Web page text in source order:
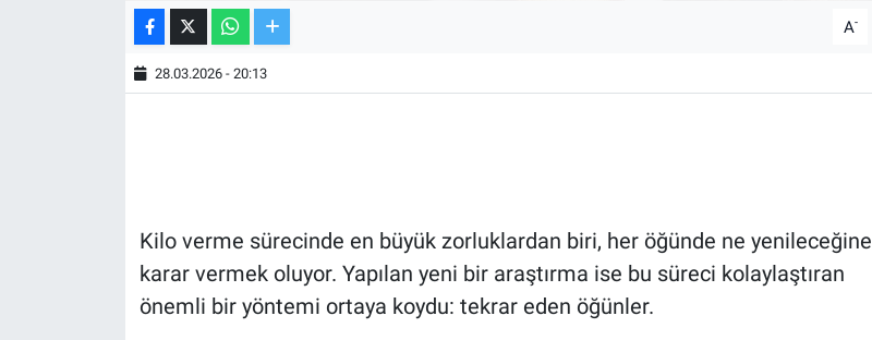
A-
28.03.2026 - 20:13
Kilo verme sürecinde en büyük zorluklardan biri, her öğünde ne yenileceğine
karar vermek oluyor. Yapılan yeni bir araştırma ise bu süreci kolaylaştıran
önemli bir yöntemi ortaya koydu: tekrar eden öğünler.
MAGAZİN